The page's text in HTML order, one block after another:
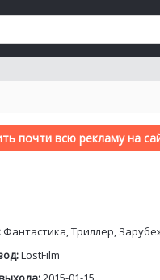
почти всю рекламу на
Фантастика, Триллер,
LostFilm